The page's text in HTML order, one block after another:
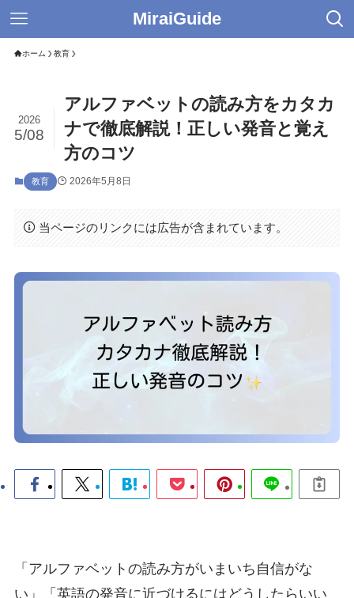
MiraiGuide
ホーム 教育
アルファベットの読み方をカタカ
ナで徹底解説！正しい発音と覚え
方のコツ
2026
5/08
教育 2026年5月8日
当ページのリンクには広告が含まれています。
「アルファベットの読み方がいまいち自信がな
い」「英語の発音に近づけるにはどうしたらいい